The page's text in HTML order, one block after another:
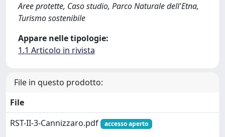
Aree protette, Caso studio, Parco Naturale dell'Etna,
Turismo sostenibile
Appare nelle tipologie:
1.1 Articolo in rivista
File in questo prodotto:
File
RST-II-3-Cannizzaro.pdf
accesso aperto